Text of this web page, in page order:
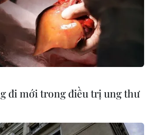
đến nâng cao
nghiệp tư nhân ở
ngũ lãnh đạo
đi mới trong điều trị ung thư